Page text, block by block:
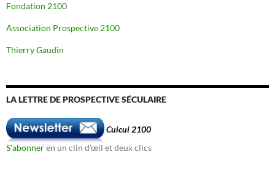
Fondation 2100
Association Prospective 2100
Thierry Gaudin
LA LETTRE DE PROSPECTIVE SÉCULAIRE
Cuicui 2100
S'abonneren un clin d'œil et deux clics